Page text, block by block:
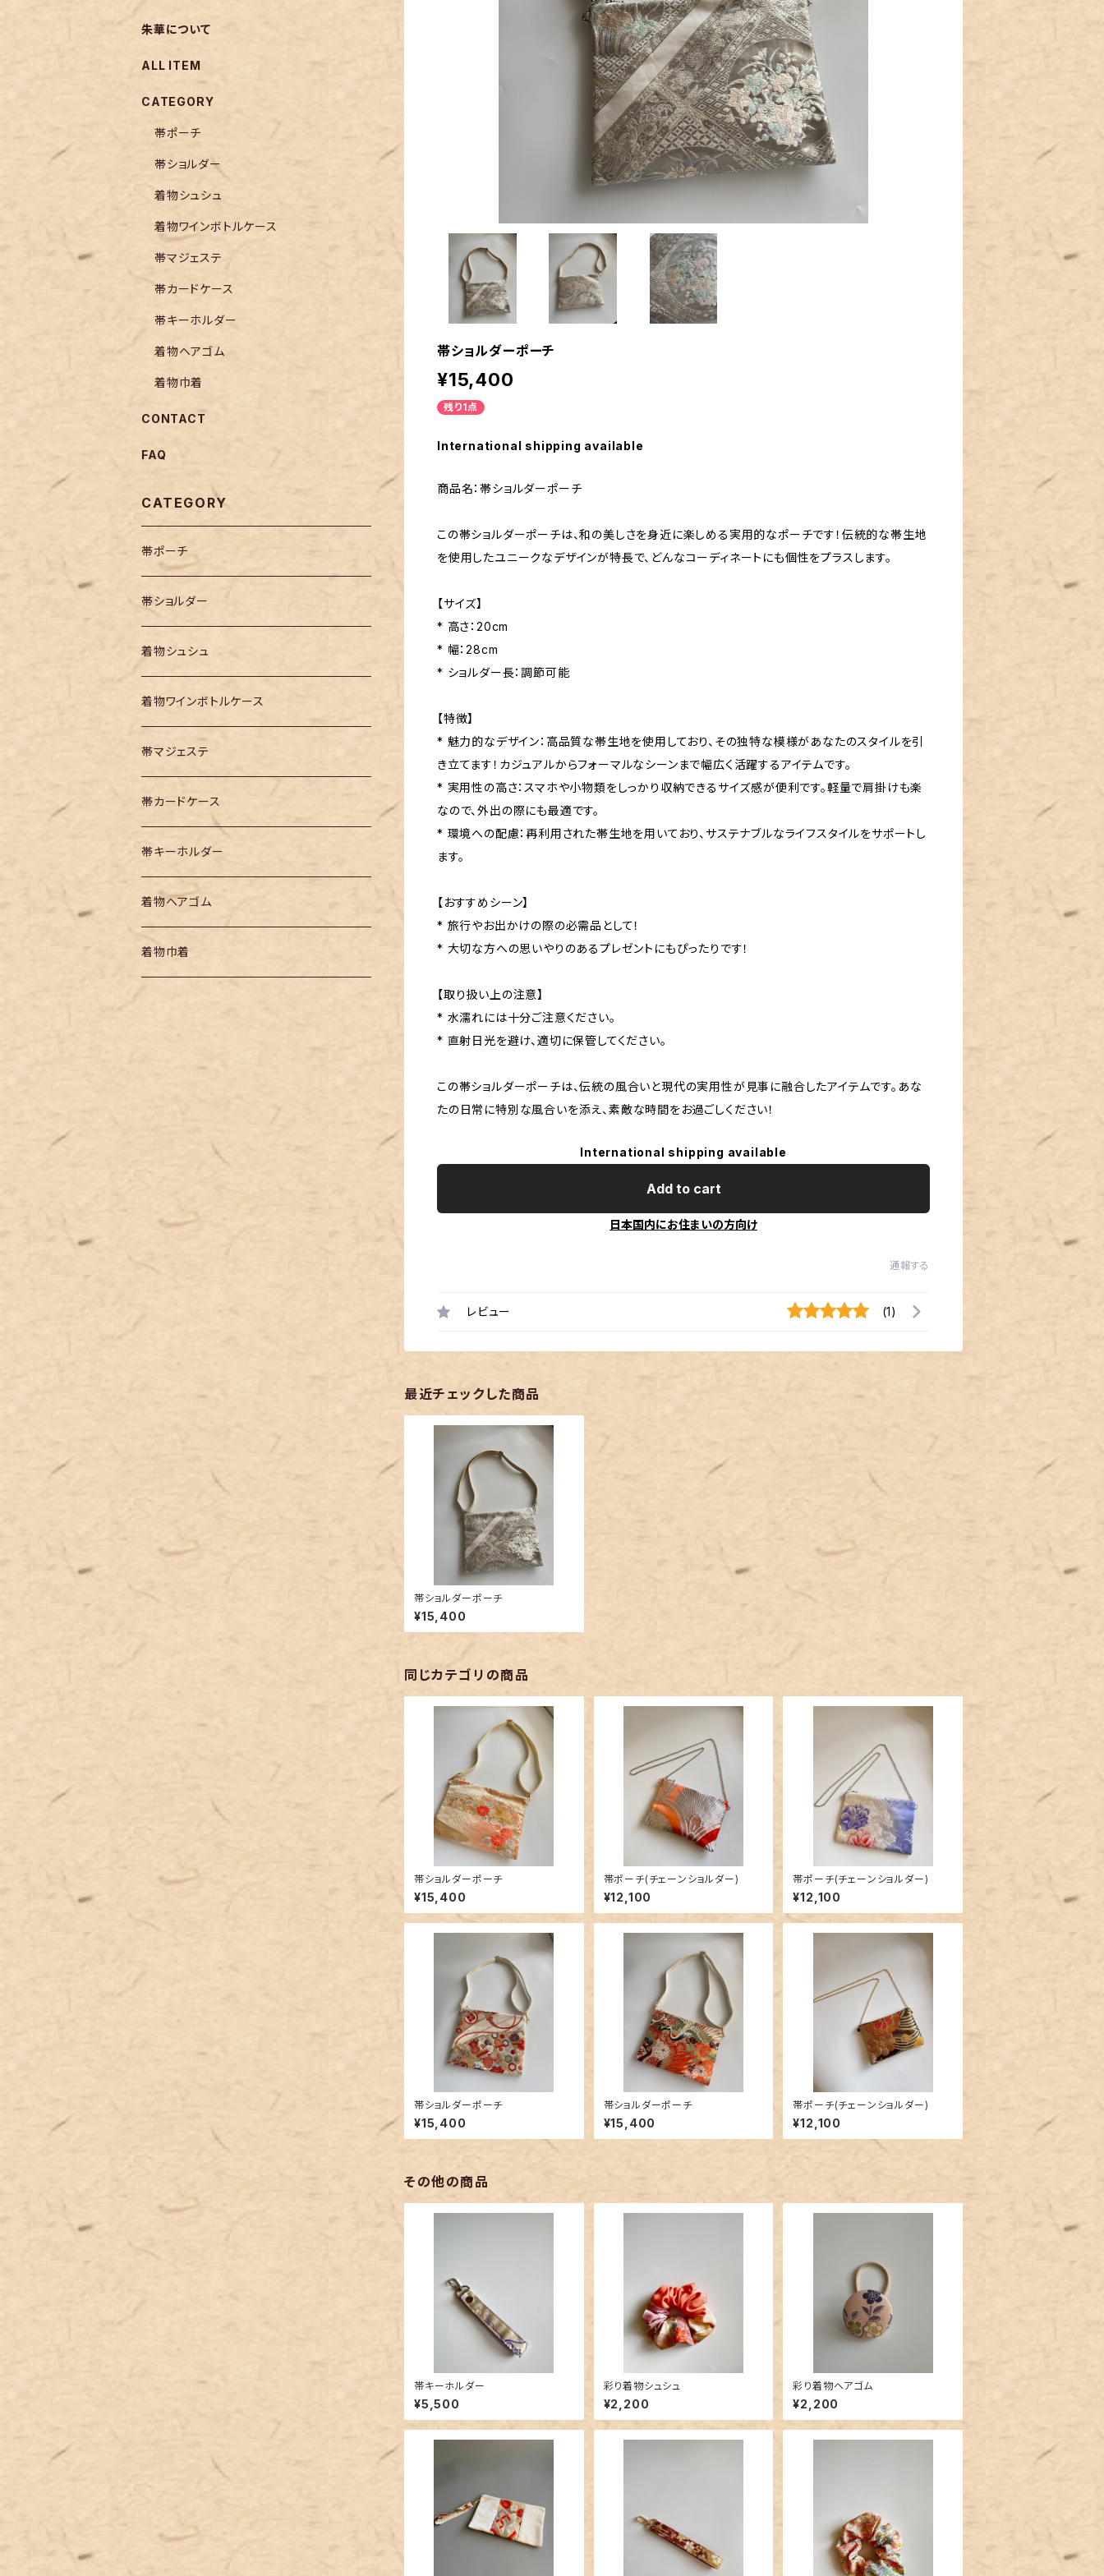
帯ショルダーポーチ
¥15,400
残り1点
International shipping available
商品名：帯ショルダーポーチ
この帯ショルダーポーチは、和の美しさを身近に楽しめる実用的なポーチです！伝統的な帯生地
を使用したユニークなデザインが特長で、どんなコーディネートにも個性をプラスします。
【サイズ】
* 高さ：20cm
* 幅：28cm
* ショルダー長：調節可能
【特徴】
* 魅力的なデザイン：高品質な帯生地を使用しており、その独特な模様があなたのスタイルを引
き立てます！カジュアルからフォーマルなシーンまで幅広く活躍するアイテムです。
* 実用性の高さ：スマホや小物類をしっかり収納できるサイズ感が便利です。軽量で肩掛けも楽
なので、外出の際にも最適です。
* 環境への配慮：再利用された帯生地を用いており、サステナブルなライフスタイルをサポートし
ます。
【おすすめシーン】
* 旅行やお出かけの際の必需品として！
* 大切な方への思いやりのあるプレゼントにもぴったりです！
【取り扱い上の注意】
* 水濡れには十分ご注意ください。
* 直射日光を避け、適切に保管してください。
この帯ショルダーポーチは、伝統の風合いと現代の実用性が見事に融合したアイテムです。あな
たの日常に特別な風合いを添え、素敵な時間をお過ごしください！
International shipping available
Add to cart
日本国内にお住まいの方向け
通報する
レビュー (1)
最近チェックした商品
帯ショルダーポーチ
¥15,400
同じカテゴリの商品
帯ショルダーポーチ
¥15,400
帯ポーチ(チェーンショルダー)
¥12,100
帯ポーチ(チェーンショルダー)
¥12,100
帯ショルダーポーチ
¥15,400
帯ショルダーポーチ
¥15,400
帯ポーチ(チェーンショルダー)
¥12,100
その他の商品
帯キーホルダー
¥5,500
彩り着物シュシュ
¥2,200
彩り着物ヘアゴム
¥2,200
朱華について
ALL ITEM
CATEGORY
帯ポーチ
帯ショルダー
着物シュシュ
着物ワインボトルケース
帯マジェステ
帯カードケース
帯キーホルダー
着物ヘアゴム
着物巾着
CONTACT
FAQ
CATEGORY
帯ポーチ
帯ショルダー
着物シュシュ
着物ワインボトルケース
帯マジェステ
帯カードケース
帯キーホルダー
着物ヘアゴム
着物巾着